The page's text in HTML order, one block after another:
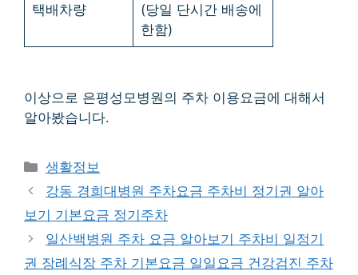
택배차량
(당일 단시간 배송에
한함)
이상으로 은평성모병원의 주차 이용요금에 대해서
알아봤습니다.
Categories
생활정보
강동 경희대병원 주차요금 주차비 정기권 알아
보기 기본요금 정기주차
일산백병원 주차 요금 알아보기 주차비 일정기
권 장례식장 주차 기본요금 일일요금 건강검진 주차